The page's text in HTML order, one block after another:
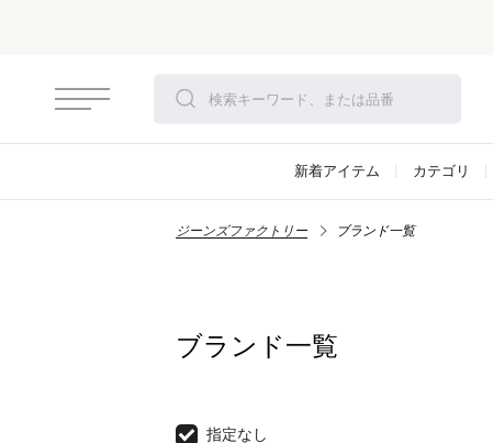
新着アイテム カテゴリ
ジーンズファクトリー ブランド一覧
ブランド一覧
指定なし